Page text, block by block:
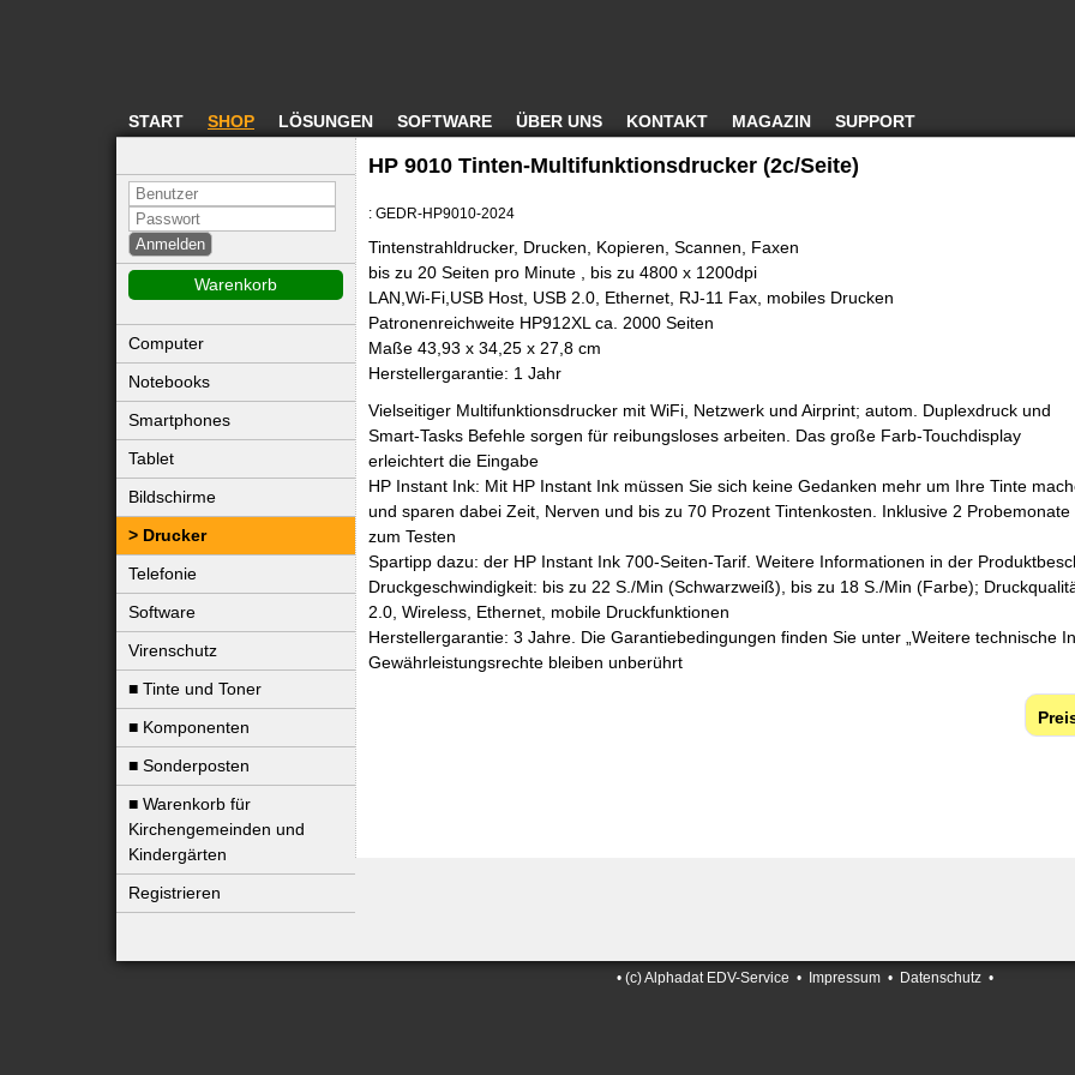
START SHOP LÖSUNGEN SOFTWARE ÜBER UNS KONTAKT MAGAZIN SUPPORT
Warenkorb
Computer
Notebooks
Smartphones
Tablet
Bildschirme
Drucker
Telefonie
Software
Virenschutz
■ Tinte und Toner
■ Komponenten
■ Sonderposten
■ Warenkorb für
Kirchengemeinden und
Kindergärten
Registrieren
HP 9010 Tinten-Multifunktionsdrucker (2c/Seite)
: GEDR-HP9010-2024
Tintenstrahldrucker, Drucken, Kopieren, Scannen, Faxen
bis zu 20 Seiten pro Minute , bis zu 4800 x 1200dpi
LAN,Wi-Fi,USB Host, USB 2.0, Ethernet, RJ-11 Fax, mobiles Drucken
Patronenreichweite HP912XL ca. 2000 Seiten
Maße 43,93 x 34,25 x 27,8 cm
Herstellergarantie: 1 Jahr
Vielseitiger Multifunktionsdrucker mit WiFi, Netzwerk und Airprint; autom. Duplexdruck und
Smart-Tasks Befehle sorgen für reibungsloses arbeiten. Das große Farb-Touchdisplay
erleichtert die Eingabe
HP Instant Ink: Mit HP Instant Ink müssen Sie sich keine Gedanken mehr um Ihre Tinte
und sparen dabei Zeit, Nerven und bis zu 70 Prozent Tintenkosten. Inklusive 2 Probemonate
zum Testen
Spartipp dazu: der HP Instant Ink 700-Seiten-Tarif. Weitere Informationen in der
Druckgeschwindigkeit: bis zu 22 S./Min (Schwarzweiß), bis zu 18 S./Min (Farbe);
2.0, Wireless, Ethernet, mobile Druckfunktionen
Herstellergarantie: 3 Jahre. Die Garantiebedingungen finden Sie unter „Weitere technische
Gewährleistungsrechte bleiben unberührt
• (c) Alphadat EDV-Service • Impressum• Datenschutz•